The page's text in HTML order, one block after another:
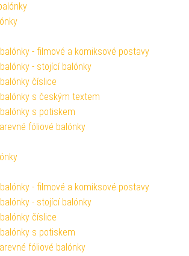
- filmové a komiksové postavy
- stojící balónky
číslice
s českým textem
s potiskem
fóliové balónky
- filmové a komiksové postavy
- stojící balónky
číslice
s potiskem
fóliové balónky